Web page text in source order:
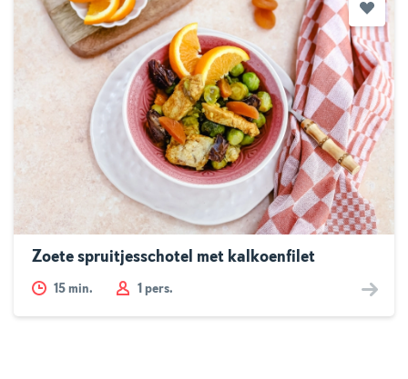
Zoete spruitjesschotel met kalkoenfilet
15 min. 1 pers.